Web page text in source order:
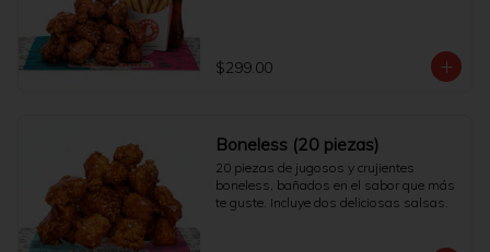
$299.00
Boneless (20 piezas)
20 piezas de jugosos y crujientes
boneless, bañados en el sabor que más
te guste. Incluye dos deliciosas salsas.